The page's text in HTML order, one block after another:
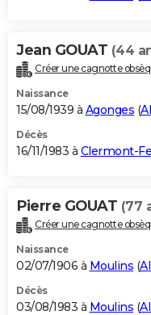
Jean GOUAT (44
Créer une cagnotte
Naissance
15/08/1939 à Agonges (
Décès
16/11/1983 à Clermont-
Pierre GOUAT (77
Créer une cagnotte
Naissance
02/07/1906 à Moulins (
Décès
03/08/1983 à Moulins (